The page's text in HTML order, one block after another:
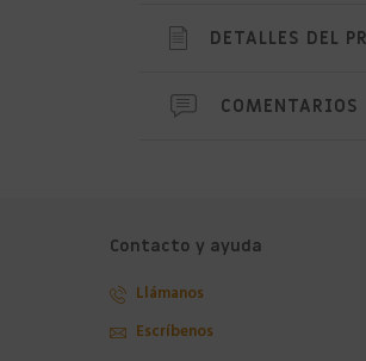
DETALLES DEL
COMENTARIOS
Contacto y ayuda
Llámanos
Escríbenos